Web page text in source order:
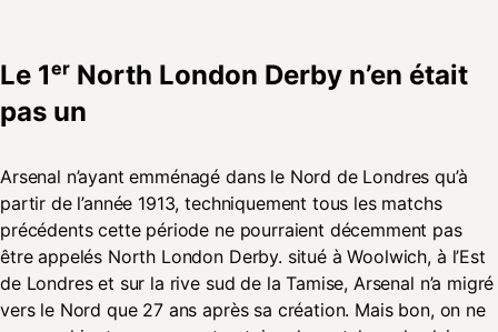
Le 1ᵉʳ North London Derby n’en était
pas un
Arsenal n’ayant emménagé dans le Nord de Londres qu’à
partir de l’année 1913, techniquement tous les matchs
précédents cette période ne pourraient décemment pas
être appelés North London Derby. situé à Woolwich, à l’Est
de Londres et sur la rive sud de la Tamise, Arsenal n’a migré
vers le Nord que 27 ans après sa création. Mais bon, on ne